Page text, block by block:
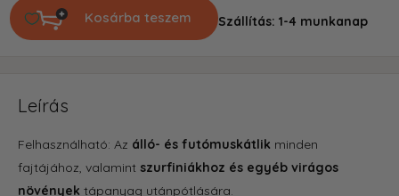
Kosárba teszem Szállítás: 1-4 munkanap
Leírás
Felhasználható: Az álló- és futómuskátlik minden
fajtájához, valamint szurfiniákhoz és egyéb virágos
növények tápanyag utánpótlására.